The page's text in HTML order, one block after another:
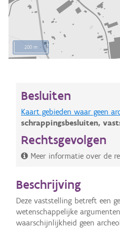
200 m
Besluiten
Kaart gebieden waar geen
schrappingsbesluiten,
Rechtsgevolgen
Meer informatie over de
Beschrijving
Deze vaststelling betreft een
wetenschappelijke
waarschijnlijkheid geen